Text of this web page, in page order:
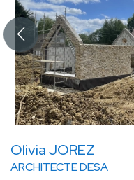
Olivia JOREZ
ARCHITECTE DESA